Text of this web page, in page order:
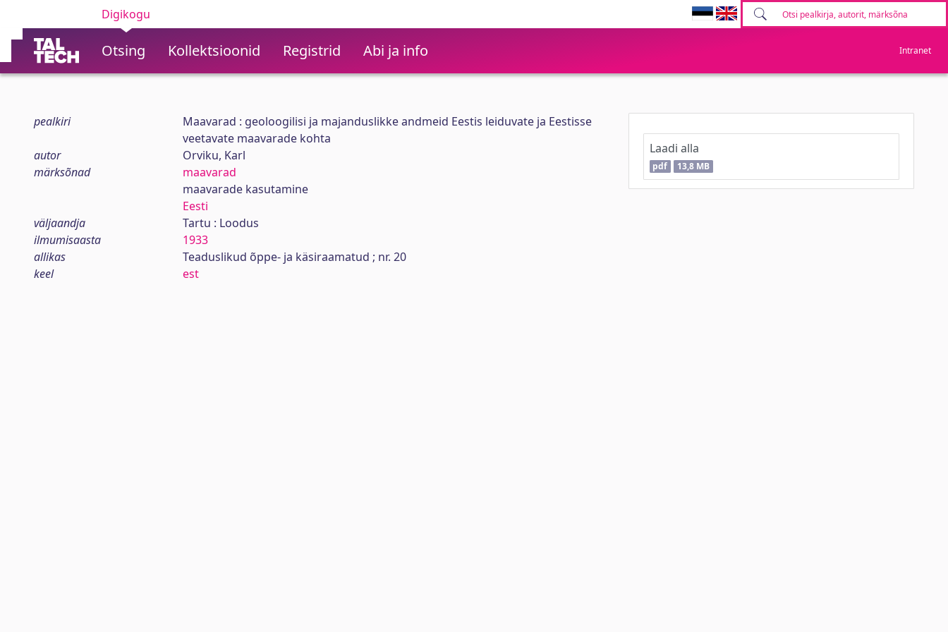
Digikogu
Otsing Kollektsioonid Registrid Abi ja info Intranet
pealkiri
Maavarad : geoloogilisi ja majanduslikke andmeid Eestis leiduvate ja Eestisse
veetavate maavarade kohta
autor
Orviku, Karl
märksõnad
maavarad
maavarade kasutamine
Eesti
väljaandja
Tartu : Loodus
ilmumisaasta
1933
allikas
Teaduslikud õppe- ja käsiraamatud ; nr. 20
keel
est
Laadi alla
pdf 13,8 MB